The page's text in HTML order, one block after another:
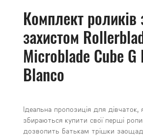
Комплект роликів
захистом
Microblade Cube G
Blanco
Ідеальна пропозиція для дівчаток,
збираються купити свої перші
дозволить батькам трішки